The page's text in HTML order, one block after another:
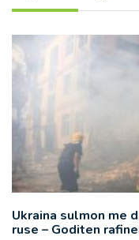
Ukraina sulmon me
ruse – Goditen